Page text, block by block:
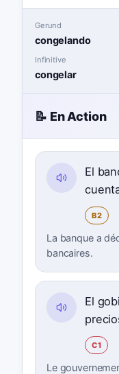
Gerund
congelando
Infinitive
congelar
📝 En Action
El
B2
La banque a
bancaires.
El
C1
Le